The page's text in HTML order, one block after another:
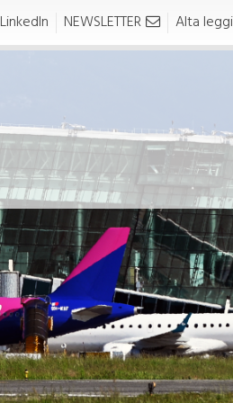
LinkedIn NEWSLETTER Alta
TO LIVE
tolive
NEWS E SERVIZI
Torino Airport Pass
Fast Track
Piemonte Lounge
Cambio Valuta
Kids Area